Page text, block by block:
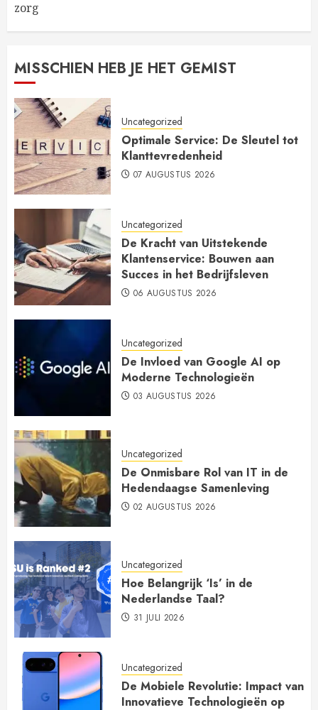
zorg
MISSCHIEN HEB JE HET GEMIST
Uncategorized
Optimale Service: De Sleutel tot
Klanttevredenheid
07 AUGUSTUS 2026
Uncategorized
De Kracht van Uitstekende
Klantenservice: Bouwen aan
Succes in het Bedrijfsleven
06 AUGUSTUS 2026
Uncategorized
De Invloed van Google AI op
Moderne Technologieën
03 AUGUSTUS 2026
Uncategorized
De Onmisbare Rol van IT in de
Hedendaagse Samenleving
02 AUGUSTUS 2026
Uncategorized
Hoe Belangrijk ‘Is’ in de
Nederlandse Taal?
31 JULI 2026
Uncategorized
De Mobiele Revolutie: Impact van
Innovatieve Technologieën op